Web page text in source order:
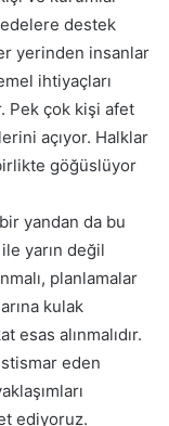
destek
yerinden insanlar
ihtiyaçları
Pek çok kişi afet
açıyor. Halklar
göğüslüyor
yandan da bu
yarın değil
planlamalar
kulak
esas alınmalıdır.
eden
ediyoruz.